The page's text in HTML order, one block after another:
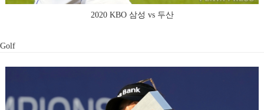
2020 KBO 삼성 vs 두산
Golf